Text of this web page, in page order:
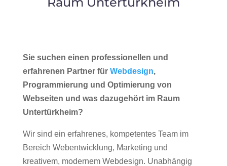
Sie suchen einen professionellen und
erfahrenen Partner für Webdesign,
Programmierung und Optimierung von
Webseiten und was dazugehört im Raum
Untertürkheim?
Wir sind ein erfahrenes, kompetentes Team im
Bereich Webentwicklung, Marketing und
kreativem, modernem Webdesign. Unabhängig